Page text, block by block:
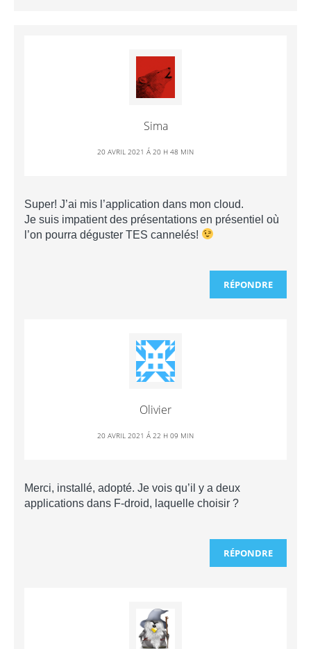
Sima
20 AVRIL 2021 Á 20 H 48 MIN
Super! J’ai mis l’application dans mon cloud.
Je suis impatient des présentations en présentiel où
l’on pourra déguster TES cannelés!
RÉPONDRE
Olivier
20 AVRIL 2021 Á 22 H 09 MIN
Merci, installé, adopté. Je vois qu’il y a deux
applications dans F-droid, laquelle choisir ?
RÉPONDRE